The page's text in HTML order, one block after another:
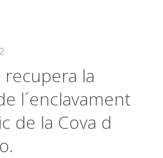
recupera la
l´enclavament
de la Cova d